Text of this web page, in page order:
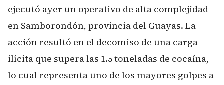
ejecutó ayer un operativo de alta complejidad
en Samborondón, provincia del Guayas. La
acción resultó en el decomiso de una carga
ilícita que supera las 1.5 toneladas de cocaína,
lo cual representa uno de los mayores golpes a